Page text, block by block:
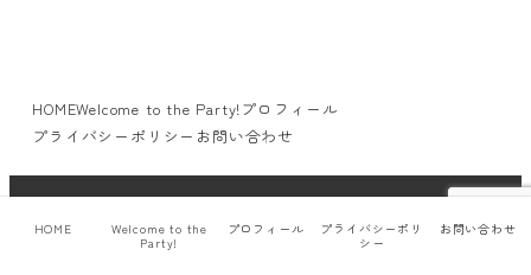
HOMEWelcome to the Party! プロフィール
プライバシーポリシー お問い合わせ
© neppie.com All rights reserved.
HOME
Welcome to the
Party!
プロフィール
プライバシーポリ
シー
お問い合わせ